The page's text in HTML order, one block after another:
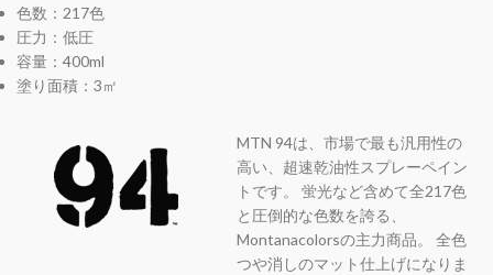
色数：217色
圧力：低圧
容量：400ml
塗り面積：3㎡
MTN 94は、市場で最も汎用性の
高い、超速乾油性スプレーペイン
トです。 蛍光など含めて全217色
と圧倒的な色数を誇る、
Montanacolorsの主力商品。 全色
つや消しのマット仕上げになりま